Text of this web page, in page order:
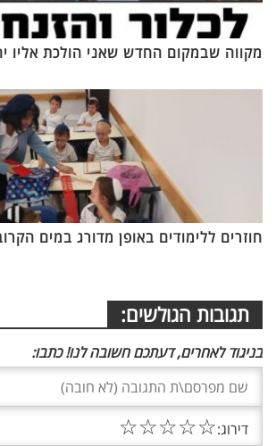
מקווה שבמקום החדש שאני הולכת אליו
חוזרים ללימודים באופן מדורג במים
תגובות הגולשים:
בניגוד לאחרים, דעתכם חשובה לנו! כתבו:
דירוג:☆
☆
☆
☆
☆